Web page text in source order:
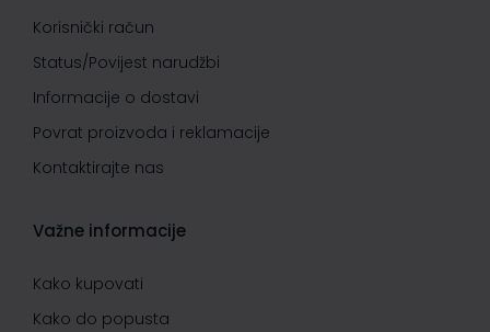
Korisnički račun
Status/Povijest narudžbi
Informacije o dostavi
Povrat proizvoda i reklamacije
Kontaktirajte nas
Važne informacije
Kako kupovati
Kako do popusta